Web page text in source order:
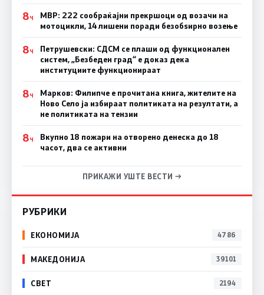
8Ч
МВР: 222 сообраќајни прекршоци од возачи на
мотоцикли, 14 лишени поради безобѕирно возење
8Ч
Петрушевски: СДСМ се плаши од функционален
систем, „Безбеден град“ е доказ дека
институциите функционираат
8Ч
Марков: Филипче е прочитана книга, жителите на
Ново Село ја избираат политиката на резултати, а
не политиката на тензии
8Ч
Вкупно 18 пожари на отворено денеска до 18
часот, два се активни
ПРИКАЖИ УШТЕ ВЕСТИ →
РУБРИКИ
ЕКОНОМИЈА 4786
МАКЕДОНИЈА 39101
СВЕТ 2194